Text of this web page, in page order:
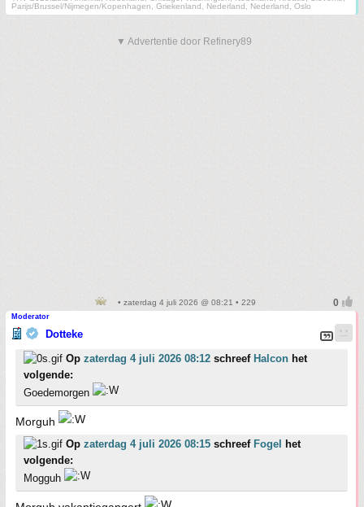
Parijs/Brussel/Nijmegen/Kopenhagen, Griekenland, Nederland, Nederland, Oslo
▼ Advertentie door Refinery89
• zaterdag 4 juli 2026 @ 08:21 • 229
Moderator
Dotteke
Op zaterdag 4 juli 2026 08:12 schreef Halcon het
volgende:
Goedemorgen
Morguh
Op zaterdag 4 juli 2026 08:15 schreef Fogel
het
volgende:
Mogguh